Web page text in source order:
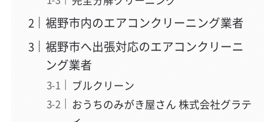
裾野市内のエアコンクリーニング業者
裾野市へ出張対応のエアコンクリーニ
ング業者
ブルクリーン
おうちのみがき屋さん 株式会社グラテ